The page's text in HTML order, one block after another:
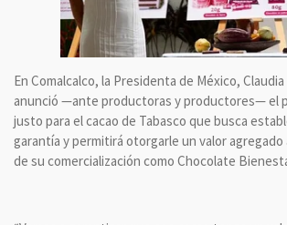
En Comalcalco, la Presidenta de México,
anunció —ante productoras y productores— el
justo para el cacao de Tabasco que busca
garantía y permitirá otorgarle un valor agregado
de su comercialización como Chocolate